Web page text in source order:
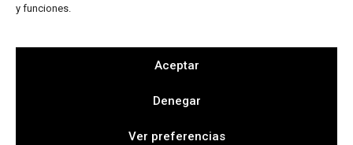
y funciones.
Aceptar
Denegar
Ver preferencias